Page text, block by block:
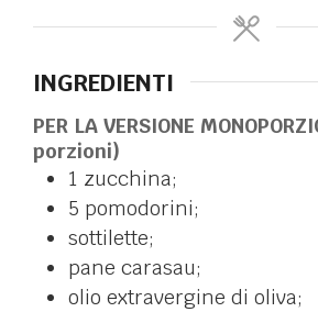
INGREDIENTI
PER LA VERSIONE
porzioni)
1 zucchina;
5 pomodorini;
sottilette;
pane carasau;
olio extravergine di oliva;